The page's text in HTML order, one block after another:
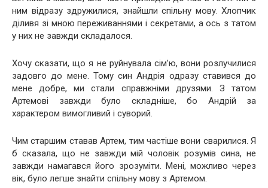
ним відразу здружилися, знайшли спільну мову. Хлопчик
діливя зі мною переживаннями і секретами, а ось з татом
у них не завжди складалося.
Хочу сказати, що я не руйнувала сім’ю, вони розлучилися
задовго до мене. Тому син Андрія одразу ставився до
мене добре, ми стали справжніми друзями. З татом
Артемові завжди було складніше, бо Андрій за
характером вимогливий і суворий.
Чим старшим ставав Артем, тим частіше вони сварилися. Я
б сказала, що не завжди мій чоловік розумів сина, не
завжди намагався його зрозуміти. Мені, можливо через
вік, було легше знайти спільну мову з Артемом.